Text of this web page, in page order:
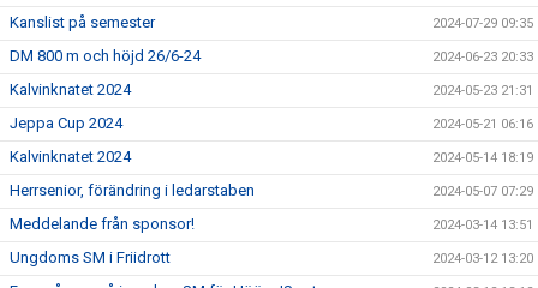
Kanslist på semester 2024-07-29 09:35
DM 800 m och höjd 26/6-24 2024-06-23 20:33
Kalvinknatet 2024 2024-05-23 21:31
Jeppa Cup 2024 2024-05-21 06:16
Kalvinknatet 2024 2024-05-14 18:19
Herrsenior, förändring i ledarstaben 2024-05-07 07:29
Meddelande från sponsor! 2024-03-14 13:51
Ungdoms SM i Friidrott 2024-03-12 13:20